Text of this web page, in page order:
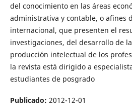
del conocimiento en las áreas
administrativa y contable, o afines
internacional, que presenten el
investigaciones, del desarrollo de
producción intelectual de los
la revista está dirigido a
estudiantes de posgrado
Publicado: 2012-12-01